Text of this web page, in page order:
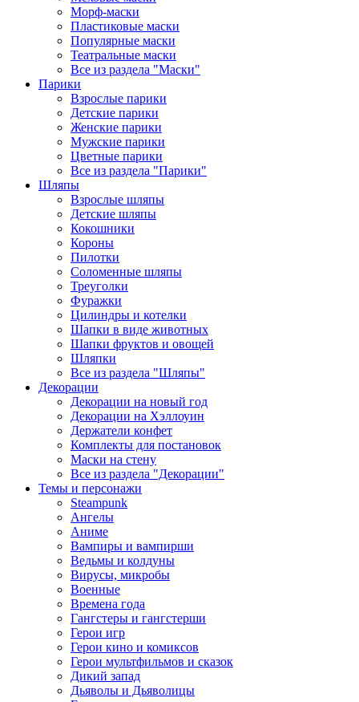
Морф-маски
Пластиковые маски
Популярные маски
Театральные маски
Все из раздела "Маски"
Парики
Взрослые парики
Детские парики
Женские парики
Мужские парики
Цветные парики
Все из раздела "Парики"
Шляпы
Взрослые шляпы
Детские шляпы
Кокошники
Короны
Пилотки
Соломенные шляпы
Треуголки
Фуражки
Цилиндры и котелки
Шапки в виде животных
Шапки фруктов и овощей
Шляпки
Все из раздела "Шляпы"
Декорации
Декорации на новый год
Декорации на Хэллоуин
Держатели конфет
Комплекты для постановок
Маски на стену
Все из раздела "Декорации"
Темы и персонажи
Steampunk
Ангелы
Аниме
Вампиры и вампирши
Ведьмы и колдуны
Вирусы, микробы
Военные
Времена года
Гангстеры и гангстерши
Герои игр
Герои кино и комиксов
Герои мультфильмов и сказок
Дикий запад
Дьяволы и Дьяволицы